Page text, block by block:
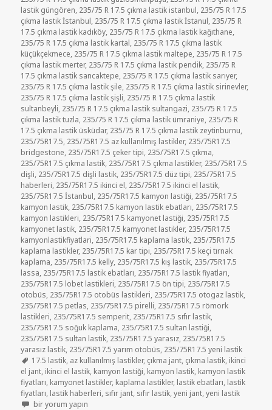
lastik güngören, 235/75 R 17.5 çıkma lastik istanbul, 235/75 R 17.5
çıkma lastik İstanbul, 235/75 R 17.5 çıkma lastik İstanul, 235/75 R
17.5 çıkma lastik kadıköy, 235/75 R 17.5 çıkma lastik kağıthane,
235/75 R 17.5 çıkma lastik kartal, 235/75 R 17.5 çıkma lastik
küçükçekmece, 235/75 R 17.5 çıkma lastik maltepe, 235/75 R 17.5
çıkma lastik merter, 235/75 R 17.5 çıkma lastik pendik, 235/75 R
17.5 çıkma lastik sancaktepe, 235/75 R 17.5 çıkma lastik sarıyer,
235/75 R 17.5 çıkma lastik şile, 235/75 R 17.5 çıkma lastik sirinevler,
235/75 R 17.5 çıkma lastik şişli, 235/75 R 17.5 çıkma lastik
sultanbeyli, 235/75 R 17.5 çıkma lastik sultangazi, 235/75 R 17.5
çıkma lastik tuzla, 235/75 R 17.5 çıkma lastik ümraniye, 235/75 R
17.5 çıkma lastik üsküdar, 235/75 R 17.5 çıkma lastik zeytinburnu,
235/75R17.5, 235/75R17.5 az kullanılmış lastikler, 235/75R17.5
bridgestone, 235/75R17.5 çeker tipi, 235/75R17.5 çıkma,
235/75R17.5 çıkma lastik, 235/75R17.5 çıkma lastikler, 235/75R17.5
dişli, 235/75R17.5 dişli lastik, 235/75R17.5 düz tipi, 235/75R17.5
haberleri, 235/75R17.5 ikinci el, 235/75R17.5 ikinci el lastik,
235/75R17.5 İstanbul, 235/75R17.5 kamyon lastiği, 235/75R17.5
kamyon lastik, 235/75R17.5 kamyon lastik ebatları, 235/75R17.5
kamyon lastikleri, 235/75R17.5 kamyonet lastiği, 235/75R17.5
kamyonet lastik, 235/75R17.5 kamyonet lastikler, 235/75R17.5
kamyonlastikfiyatlari, 235/75R17.5 kaplama lastik, 235/75R17.5
kaplama lastikler, 235/75R17.5 kar tipi, 235/75R17.5 keçi tırnak
kaplama, 235/75R17.5 kelly, 235/75R17.5 kış lastik, 235/75R17.5
lassa, 235/75R17.5 lastik ebatları, 235/75R17.5 lastik fiyatları,
235/75R17.5 lobet lastikleri, 235/75R17.5 ön tipi, 235/75R17.5
otobüs, 235/75R17.5 otobüs lastikleri, 235/75R17.5 otogaz lastik,
235/75R17.5 petlas, 235/75R17.5 pirelli, 235/75R17.5 römork
lastikleri, 235/75R17.5 semperit, 235/75R17.5 sıfır lastik,
235/75R17.5 soğuk kaplama, 235/75R17.5 sultan lastiği,
235/75R17.5 sultan lastik, 235/75R17.5 yarasız, 235/75R17.5
yarasız lastik, 235/75R17.5 yarım otobüs, 235/75R17.5 yeni lastik
Etiketler
17.5 lastik, az kullanılmış lastikler, çıkma jant, çıkma lastik, ikinci
el jant, ikinci el lastik, kamyon lastiği, kamyon lastik, kamyon lastik
fiyatları, kamyonet lastikler, kaplama lastikler, lastik ebatları, lastik
fiyatları, lastik haberleri, sıfır jant, sıfır lastik,yeni jant,yeni lastik
235-75R17.5 YARIM OTOBÜS ÇIKMA LASTİK için
bir yorum yapın